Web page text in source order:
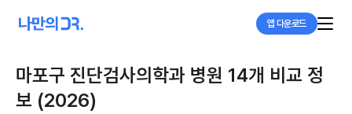
앱 다운로드
마포구 진단검사의학과 병원 14개 비교 정
보 (2026)